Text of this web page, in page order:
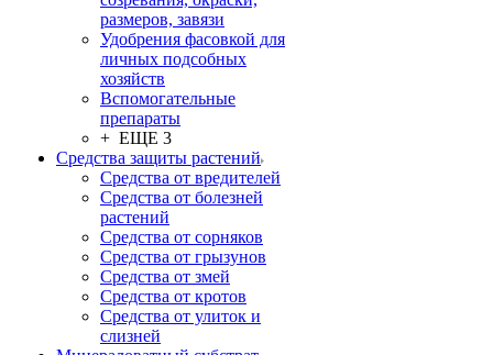
размеров, завязи
Удобрения фасовкой для
личных подсобных
хозяйств
Вспомогательные
препараты
+ ЕЩЕ 3
Средства защиты растений
Средства от вредителей
Средства от болезней
растений
Средства от сорняков
Средства от грызунов
Средства от змей
Средства от кротов
Средства от улиток и
слизней